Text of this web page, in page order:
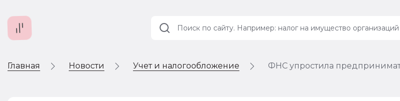
Главная Новости Учет и налогообложение ФНС упростила
Учет и